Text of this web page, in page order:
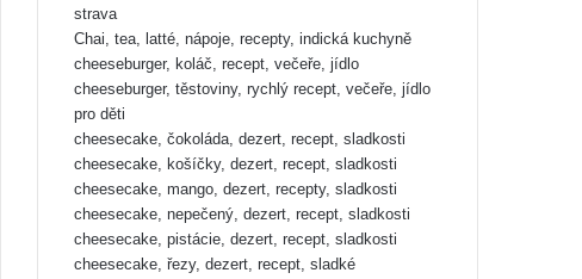
strava
Chai, tea, latté, nápoje, recepty, indická kuchyně
cheeseburger, koláč, recept, večeře, jídlo
cheeseburger, těstoviny, rychlý recept, večeře, jídlo
pro děti
cheesecake, čokoláda, dezert, recept, sladkosti
cheesecake, košíčky, dezert, recept, sladkosti
cheesecake, mango, dezert, recepty, sladkosti
cheesecake, nepečený, dezert, recept, sladkosti
cheesecake, pistácie, dezert, recept, sladkosti
cheesecake, řezy, dezert, recept, sladké